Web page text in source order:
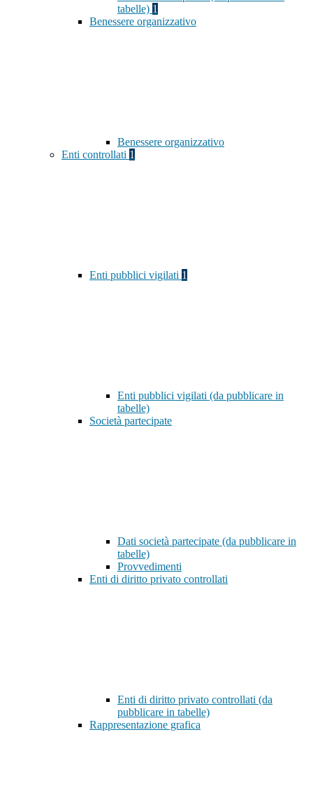
tabelle) 1
Benessere organizzativo
Benessere organizzativo
Enti controllati 1
Enti pubblici vigilati 1
Enti pubblici vigilati (da pubblicare in
tabelle)
Società partecipate
Dati società partecipate (da pubblicare in
tabelle)
Provvedimenti
Enti di diritto privato controllati
Enti di diritto privato controllati (da
pubblicare in tabelle)
Rappresentazione grafica